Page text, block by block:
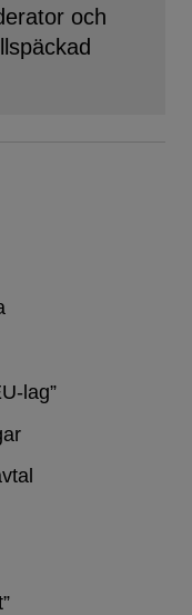
och
lag”